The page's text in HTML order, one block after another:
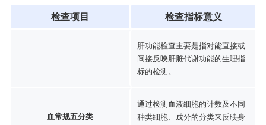
检查项目 检查指标意义
肝功能检查主要是指对能直接或
间接反映肝脏代谢功能的生理指
标的检测。
血常规五分类
通过检测血液细胞的计数及不同
种类细胞、成分的分类来反映身